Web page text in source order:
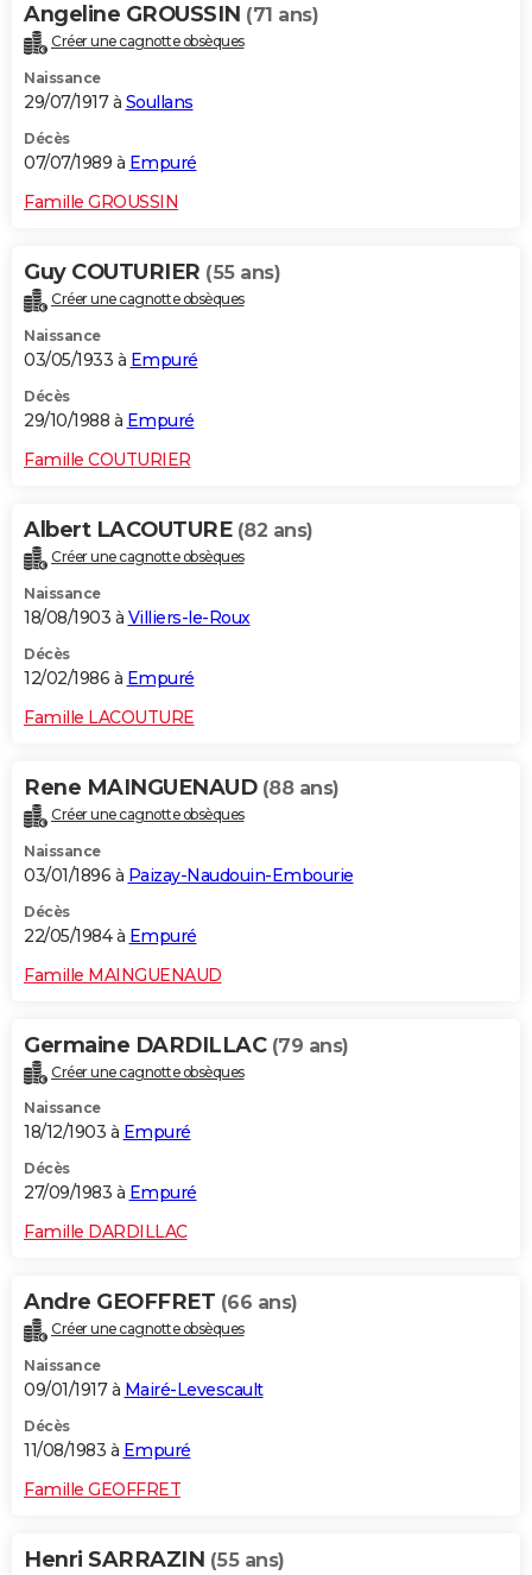
Angeline GROUSSIN (71 ans)
Créer une cagnotte obsèques
Naissance
29/07/1917 à Soullans
Décès
07/07/1989 à Empuré
Famille GROUSSIN
Guy COUTURIER (55 ans)
Créer une cagnotte obsèques
Naissance
03/05/1933 à Empuré
Décès
29/10/1988 à Empuré
Famille COUTURIER
Albert LACOUTURE (82 ans)
Créer une cagnotte obsèques
Naissance
18/08/1903 à Villiers-le-Roux
Décès
12/02/1986 à Empuré
Famille LACOUTURE
Rene MAINGUENAUD (88 ans)
Créer une cagnotte obsèques
Naissance
03/01/1896 à Paizay-Naudouin-Embourie
Décès
22/05/1984 à Empuré
Famille MAINGUENAUD
Germaine DARDILLAC (79 ans)
Créer une cagnotte obsèques
Naissance
18/12/1903 à Empuré
Décès
27/09/1983 à Empuré
Famille DARDILLAC
Andre GEOFFRET (66 ans)
Créer une cagnotte obsèques
Naissance
09/01/1917 à Mairé-Levescault
Décès
11/08/1983 à Empuré
Famille GEOFFRET
Henri SARRAZIN (55 ans)